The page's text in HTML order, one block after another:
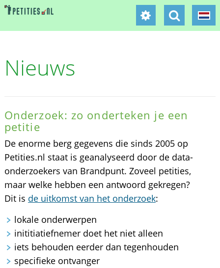
Nieuws
Onderzoek: zo onderteken je een
petitie
De enorme berg gegevens die sinds 2005 op
Petities.nl staat is geanalyseerd door de data-
onderzoekers van Brandpunt. Zoveel petities,
maar welke hebben een antwoord gekregen?
Dit is de uitkomst van het onderzoek:
lokale onderwerpen
inititiatiefnemer doet het niet alleen
iets behouden eerder dan tegenhouden
specifieke ontvanger